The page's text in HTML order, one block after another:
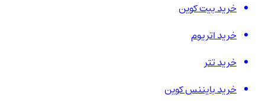
خرید بیت کوین
خرید اتریوم
خرید تتر
خرید بایننس کوین